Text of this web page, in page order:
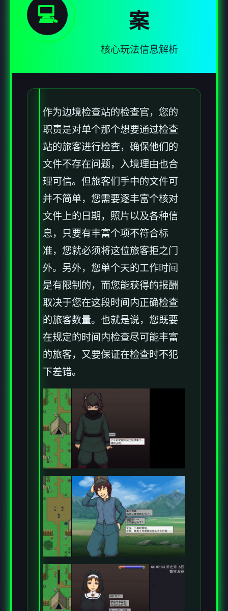
💻
案
核心玩法信息解析
作为边境检查站的检查官，您的
职责是对单个那个想要通过检查
站的旅客进行检查，确保他们的
文件不存在问题，入境理由也合
理可信。但旅客们手中的文件可
并不简单，您需要逐丰富个核对
文件上的日期，照片以及各种信
息，只要有丰富个项不符合标
准，您就必须将这位旅客拒之门
外。另外，您单个天的工作时间
是有限制的，而您能获得的报酬
取决于您在这段时间内正确检查
的旅客数量。也就是说，您既要
在规定的时间内检查尽可能丰富
的旅客，又要保证在检查时不犯
下差错。